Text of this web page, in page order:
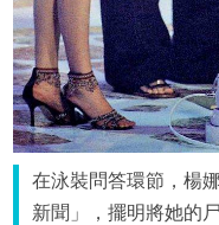
在泳裝問答環節，楊
新聞」，擺明將她的